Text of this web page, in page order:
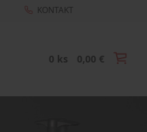
KONTAKT
0 ks 0,00 €